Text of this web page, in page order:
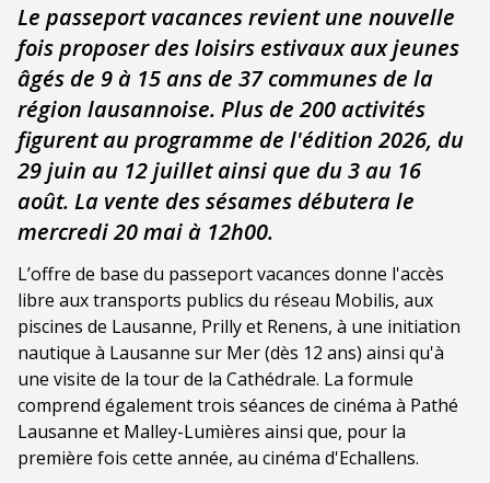
Le passeport vacances revient une nouvelle
fois proposer des loisirs estivaux aux jeunes
âgés de 9 à 15 ans de 37 communes de la
région lausannoise. Plus de 200 activités
figurent au programme de l'édition 2026, du
29 juin au 12 juillet ainsi que du 3 au 16
août. La vente des sésames débutera le
mercredi 20 mai à 12h00.
L’offre de base du passeport vacances donne l'accès
libre aux transports publics du réseau Mobilis, aux
piscines de Lausanne, Prilly et Renens, à une initiation
nautique à Lausanne sur Mer (dès 12 ans) ainsi qu'à
une visite de la tour de la Cathédrale. La formule
comprend également trois séances de cinéma à Pathé
Lausanne et Malley-Lumières ainsi que, pour la
première fois cette année, au cinéma d'Echallens.